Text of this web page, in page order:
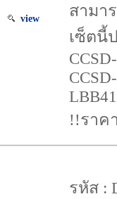
view
สามา
เซ็ตนี้
!!ราค
รหัส :